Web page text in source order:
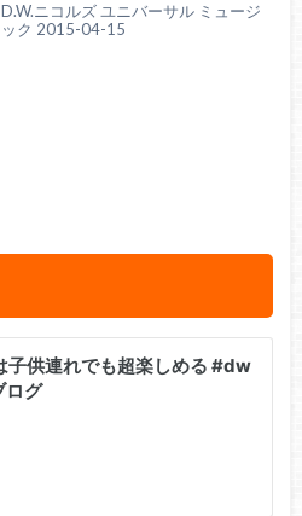
D.W.ニコルズ ユニバーサル ミュージ
ック 2015-04-15